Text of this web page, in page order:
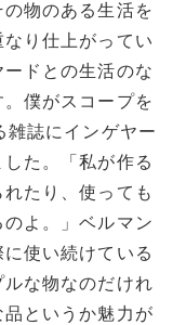
物のある生活を
り仕上がってい
ドとの生活のな
僕がスコープを
雑誌にインゲヤー
た。「私が作る
たり、使っても
よ。」ベルマン
使い続けている
な物なのだけれ
というか魅力が